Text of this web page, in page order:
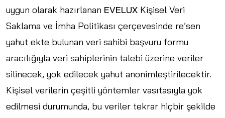
uygun olarak hazırlanan EVELUX Kişisel Veri
Saklama ve İmha Politikası çerçevesinde re’sen
yahut ekte bulunan veri sahibi başvuru formu
aracılığıyla veri sahiplerinin talebi üzerine veriler
silinecek, yok edilecek yahut anonimleştirilecektir.
Kişisel verilerin çeşitli yöntemler vasıtasıyla yok
edilmesi durumunda, bu veriler tekrar hiçbir şekilde